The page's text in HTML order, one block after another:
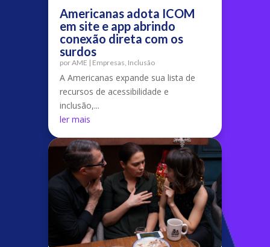
Americanas adota ICOM
em site e app abrindo
conexão direta com os
surdos
porAME | Empresas Inclusão
A Americanas expande sua lista de
recursos de acessibilidade e
inclusão,...
ler mais